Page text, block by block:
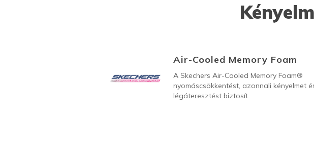
Air-Cooled Memory Foam
A Skechers Air-Cooled Memory Foam®
nyomáscsökkentést, azonnali kényelmet
légáteresztést biztosít.